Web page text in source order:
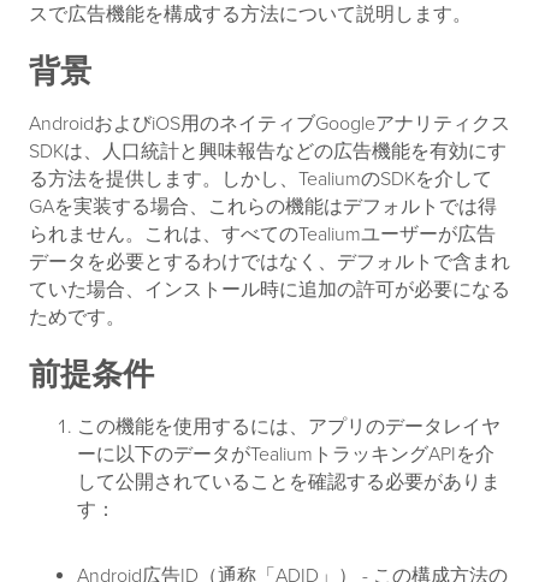
スで広告機能を構成する方法について説明します。
背景
AndroidおよびiOS用のネイティブGoogleアナリティクス
SDKは、人口統計と興味報告などの広告機能を有効にす
る方法を提供します。しかし、TealiumのSDKを介して
GAを実装する場合、これらの機能はデフォルトでは得
られません。これは、すべてのTealiumユーザーが広告
データを必要とするわけではなく、デフォルトで含まれ
ていた場合、インストール時に追加の許可が必要になる
ためです。
前提条件
この機能を使用するには、アプリのデータレイヤ
ーに以下のデータがTealiumトラッキングAPIを介
して公開されていることを確認する必要がありま
す：
Android広告ID（通称「ADID」） - この構成方法の